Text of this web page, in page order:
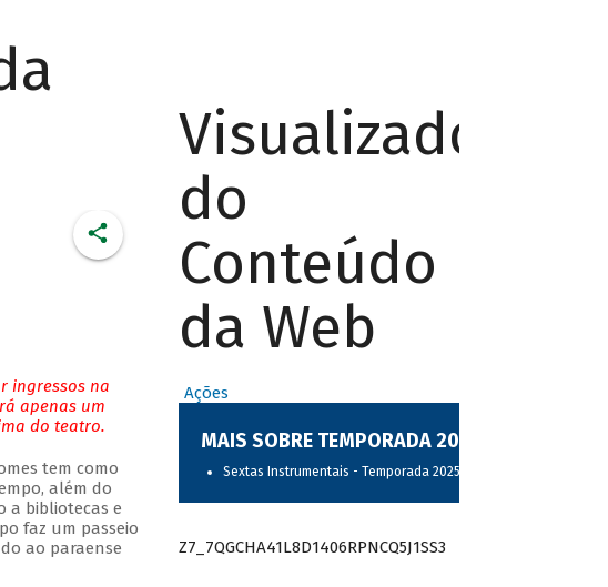
ingressos na
apenas um
do teatro.
tem como
além do
a bibliotecas e
faz um passeio
ao paraense
Visualizador
do
Conteúdo
da Web
Ações
MAIS SOBRE TEMPORADA 2025
Sextas Instrumentais - Temporada 2025
Z7_7QGCHA41L8D1406RPNCQ5J1SS3